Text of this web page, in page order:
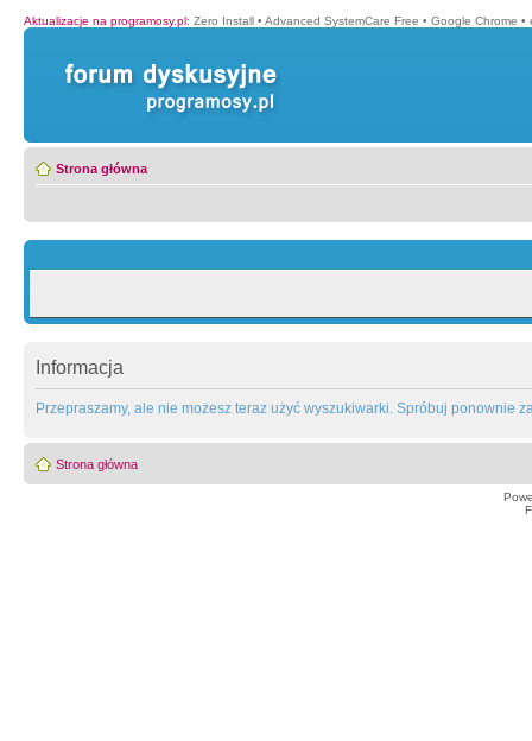
Aktualizacje na programosy.pl: Zero Install • Advanced SystemCare Free • Google Chrome •
Strona główna
Informacja
Przepraszamy, ale nie możesz teraz użyć wyszukiwarki. Spróbuj ponownie
Strona główna